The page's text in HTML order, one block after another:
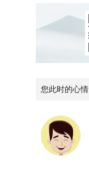
您此时的心情